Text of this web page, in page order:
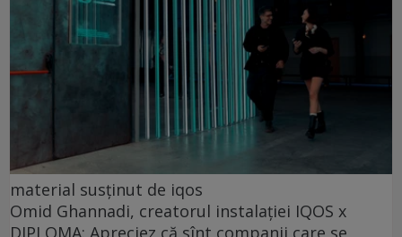
material susținut de iqos
Omid Ghannadi, creatorul instalației IQOS x